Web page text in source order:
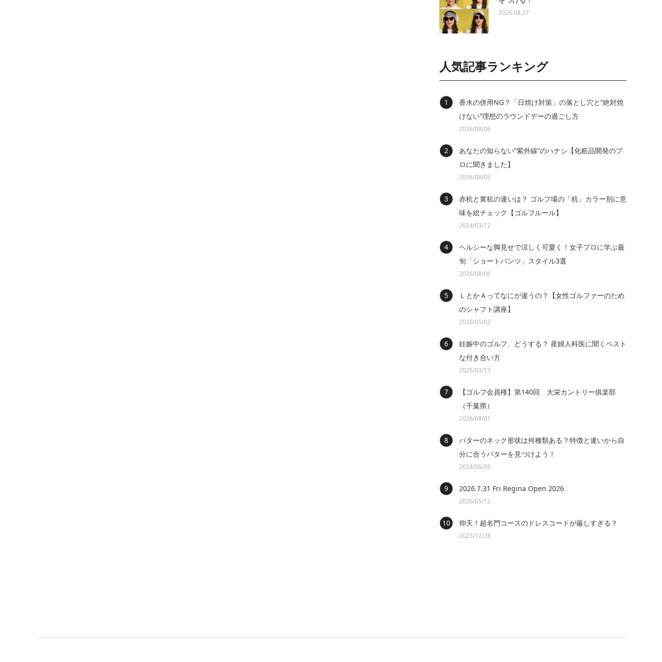
2026.04.27
人気記事ランキング
香水の併用NG？「日焼け対策」の落とし穴と“絶対焼
けない”理想のラウンドデーの過ごし方
2026/08/06
あなたの知らない“紫外線”のハナシ【化粧品開発のプ
ロに聞きました】
2026/08/05
赤杭と黄杭の違いは？ ゴルフ場の「杭」カラー別に意
味を総チェック【ゴルフルール】
2024/03/12
ヘルシーな脚見せで涼しく可愛く！女子プロに学ぶ最
旬「ショートパンツ」スタイル3選
2026/08/06
ＬとかＡってなにが違うの？【女性ゴルファーのため
のシャフト講座】
2020/05/02
妊娠中のゴルフ、どうする？ 産婦人科医に聞くベスト
な付き合い方
2025/03/13
【ゴルフ会員権】第140回 大栄カントリー俱楽部
（千葉県）
2026/08/01
パターのネック形状は何種類ある？特徴と違いから自
分に合うパターを見つけよう！
2024/06/26
2026.7.31 Fri Regina Open 2026
2026/05/12
仰天！超名門コースのドレスコードが厳しすぎる？
2023/12/28